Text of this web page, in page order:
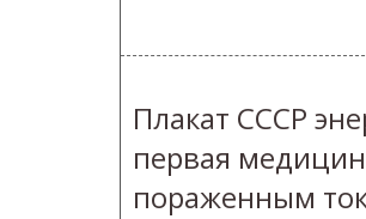
Плакат СССР
первая
пораженным